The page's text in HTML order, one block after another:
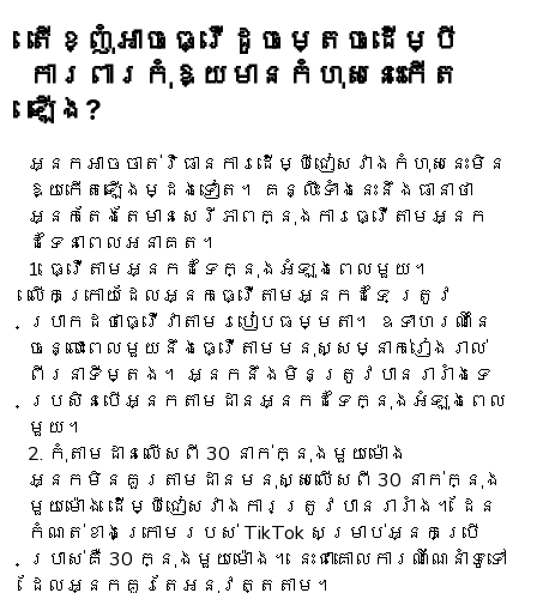
តើ​ខ្ញុំ​អាច​ធ្វើ​ដូចម្តេច​ដើម្បី​
ការពារ​កុំ​ឱ្យ​មាន​កំហុស​នេះ​កើត
ឡើង?
អ្នក​អាច​ចាត់​វិធានការ​ដើម្បី​ជៀសវាង​កំហុស​នេះ​មិន​
ឱ្យ​កើត​ឡើង​ម្ដង​ទៀត។ គន្លឹះទាំងនេះនឹងធានាថា
អ្នកតែងតែមានសេរីភាពក្នុងការធ្វើតាមអ្នក
ដទៃនាពេលអនាគត។
1. ធ្វើតាមអ្នកដទៃក្នុងអំឡុងពេលមួយ។
លើកក្រោយដែលអ្នកធ្វើតាមអ្នកដទៃ ត្រូវ
ប្រាកដថាធ្វើវាតាមរបៀបធម្មតា។ ឧទាហរណ៍នៃ
ចន្លោះពេលមួយនឹងធ្វើតាមមនុស្សម្នាក់រៀងរាល់
ពីរនាទីម្តង។ អ្នក​នឹង​មិន​ត្រូវ​បាន​រារាំង​ទេ​
ប្រសិន​បើ​អ្នក​តាម​ដាន​អ្នក​ដទៃ​ក្នុង​អំឡុង​ពេល​
មួយ។
2. កុំតាមដានលើសពី 30 នាក់ក្នុងមួយម៉ោង
អ្នកមិនគួរតាមដានមនុស្សលើសពី 30 នាក់ក្នុង
មួយម៉ោង ដើម្បីជៀសវាងការត្រូវបានរារាំង។ ដែន
កំណត់ខាងក្រោមរបស់ TikTok សម្រាប់អ្នកប្រើ
ប្រាស់គឺ 30 ក្នុងមួយម៉ោង។ នេះជាគោលការណ៍ណែនាំទូទៅ
ដែលអ្នកគួរតែអនុវត្តតាម។